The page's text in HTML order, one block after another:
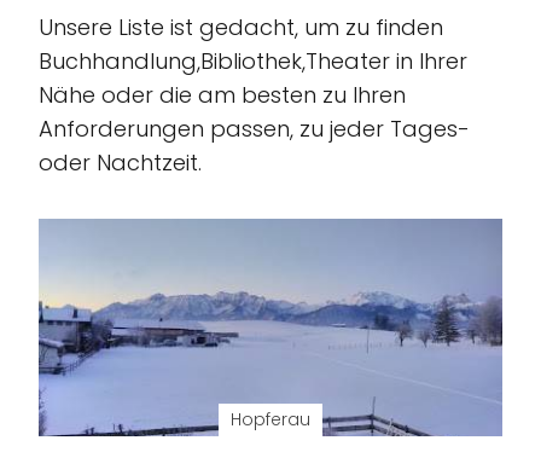
Unsere Liste ist gedacht, um zu finden
Buchhandlung,Bibliothek,Theater in Ihrer
Nähe oder die am besten zu Ihren
Anforderungen passen, zu jeder Tages-
oder Nachtzeit.
Hopferau